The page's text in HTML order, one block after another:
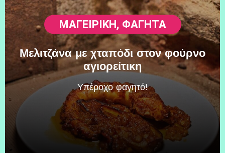
ΜΑΓΕΙΡΙΚΗ, ΦΑΓΗΤΆ
Μελιτζάνα με χταπόδι στον φούρνο
αγιορείτικη
Υπέροχο φαγητό!